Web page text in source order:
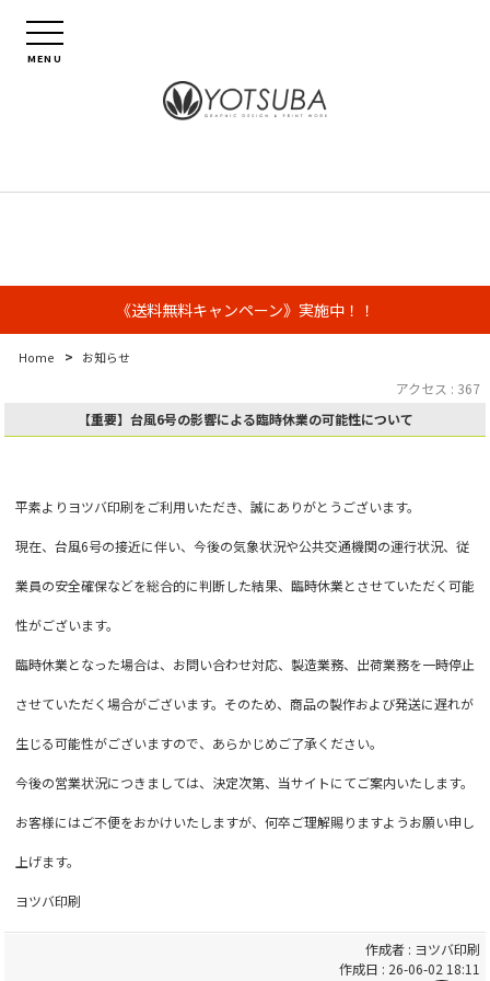
MENU
《送料無料キャンペーン》実施中！！
Home > お知らせ
アクセス : 367
【重要】台風6号の影響による臨時休業の可能性について
平素よりヨツバ印刷をご利用いただき、誠にありがとうございます。
現在、台風6号の接近に伴い、今後の気象状況や公共交通機関の運行状況、従
業員の安全確保などを総合的に判断した結果、臨時休業とさせていただく可能
性がございます。
臨時休業となった場合は、お問い合わせ対応、製造業務、出荷業務を一時停止
させていただく場合がございます。そのため、商品の製作および発送に遅れが
生じる可能性がございますので、あらかじめご了承ください。
今後の営業状況につきましては、決定次第、当サイトにてご案内いたします。
お客様にはご不便をおかけいたしますが、何卒ご理解賜りますようお願い申し
上げます。
ヨツバ印刷
作成者 : ヨツバ印刷
作成日 : 26-06-02 18:11